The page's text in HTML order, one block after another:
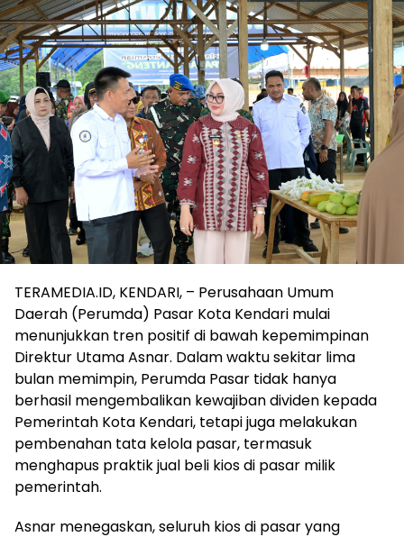
TERAMEDIA.ID, KENDARI, – Perusahaan Umum
Daerah (Perumda) Pasar Kota Kendari mulai
menunjukkan tren positif di bawah kepemimpinan
Direktur Utama Asnar. Dalam waktu sekitar lima
bulan memimpin, Perumda Pasar tidak hanya
berhasil mengembalikan kewajiban dividen kepada
Pemerintah Kota Kendari, tetapi juga melakukan
pembenahan tata kelola pasar, termasuk
menghapus praktik jual beli kios di pasar milik
pemerintah.
Asnar menegaskan, seluruh kios di pasar yang